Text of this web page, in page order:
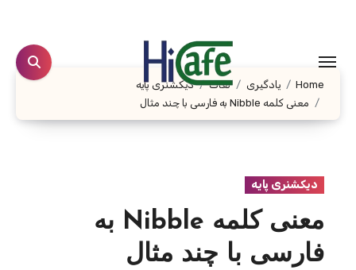
content
Home یادگیری لغات
دیکشنری پایه
معنی کلمه Nibble به فارسی با چند مثال
دیکشنری پایه
معنی کلمه Nibble به
فارسی با چند مثال